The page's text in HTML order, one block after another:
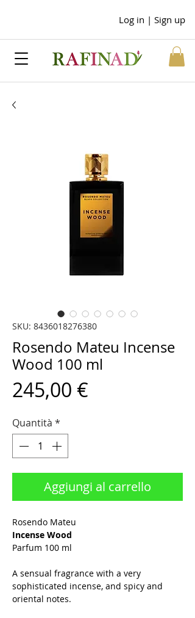
Log in | Sign up
SKU: 8436018276380
Rosendo Mateu Incense
Wood 100 ml
245,00 €
Quantità *
Aggiungi al carrello
Rosendo Mateu
Incense Wood
Parfum 100 ml
A sensual fragrance with a very
sophisticated incense, and spicy and
oriental notes.